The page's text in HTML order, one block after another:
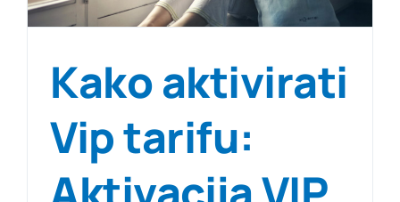
Kako aktivirati
Vip tarifu: